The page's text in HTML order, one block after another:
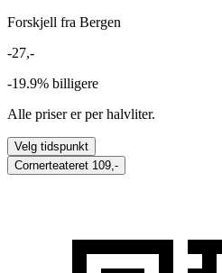
Forskjell fra Bergen
-27,-
-19.9% billigere
Alle priser er per halvliter.
Velg tidspunkt
Cornerteateret 109,-